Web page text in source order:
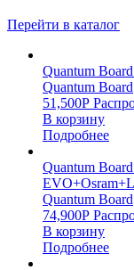
Перейти в каталог
Quantum
Quantum Board
51,500Р
В корзину
Подробнее
Quantum
Quantum Board
74,900Р
В корзину
Подробнее